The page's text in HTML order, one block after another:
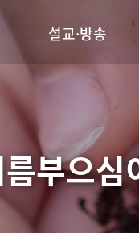
설교·방송
주일설교
부으심